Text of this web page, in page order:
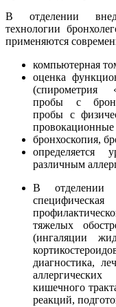
В отделении
технологии
применяются
компьютерная
оценка
(спирометрия
пробы с
пробы с
провокационные
бронхоскопия,
определяется
различным
В отделении
тяжелых
(ингаляции
диагностика,
кишечного
реакций,